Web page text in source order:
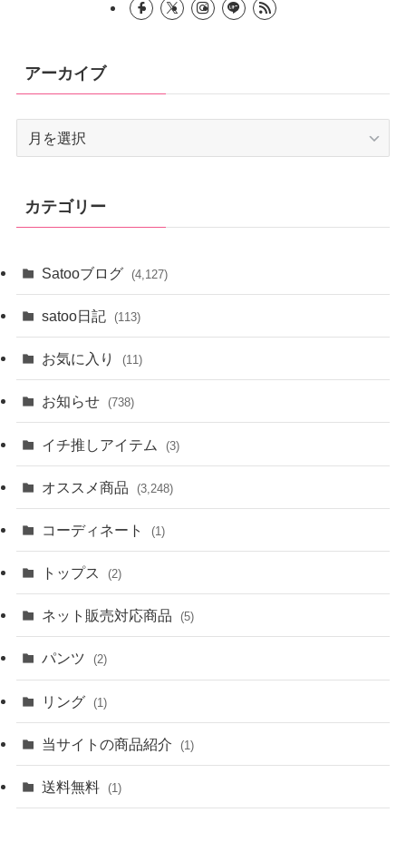
アーカイブ
ブ
カテゴリー
Satooブログ (4,127)
satoo日記 (113)
お気に入り (11)
お知らせ (738)
イチ推しアイテム (3)
オススメ商品 (3,248)
コーディネート (1)
トップス (2)
ネット販売対応商品 (5)
パンツ (2)
リング (1)
当サイトの商品紹介 (1)
送料無料 (1)